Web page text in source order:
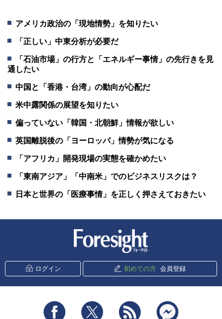
アメリカ政治の「現地情勢」を知りたい
「正しい」中東分析が必要だ
「石油市場」の行方と「エネルギー事情」の先行きを見
通したい
中国と「香港・台湾」の動向が心配だ
米中露関係の展望を知りたい
偏っていない「韓国・北朝鮮」情報が欲しい
英国離脱後の「ヨーロッパ」情勢が気になる
「アフリカ」開発現場の実態を確かめたい
「東南アジア」「中南米」でのビジネスリスクは？
日本と世界の「医療事情」を正しく押さえておきたい
ログイン 初めての方 会員登録
Facebook Twitter RSS